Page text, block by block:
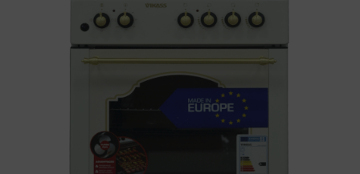
Խոհանոցի համար
Գեղեցկություն և խնամք
Ավտոմեքենաների աուդիոտեխնիկա
Գործիքներ